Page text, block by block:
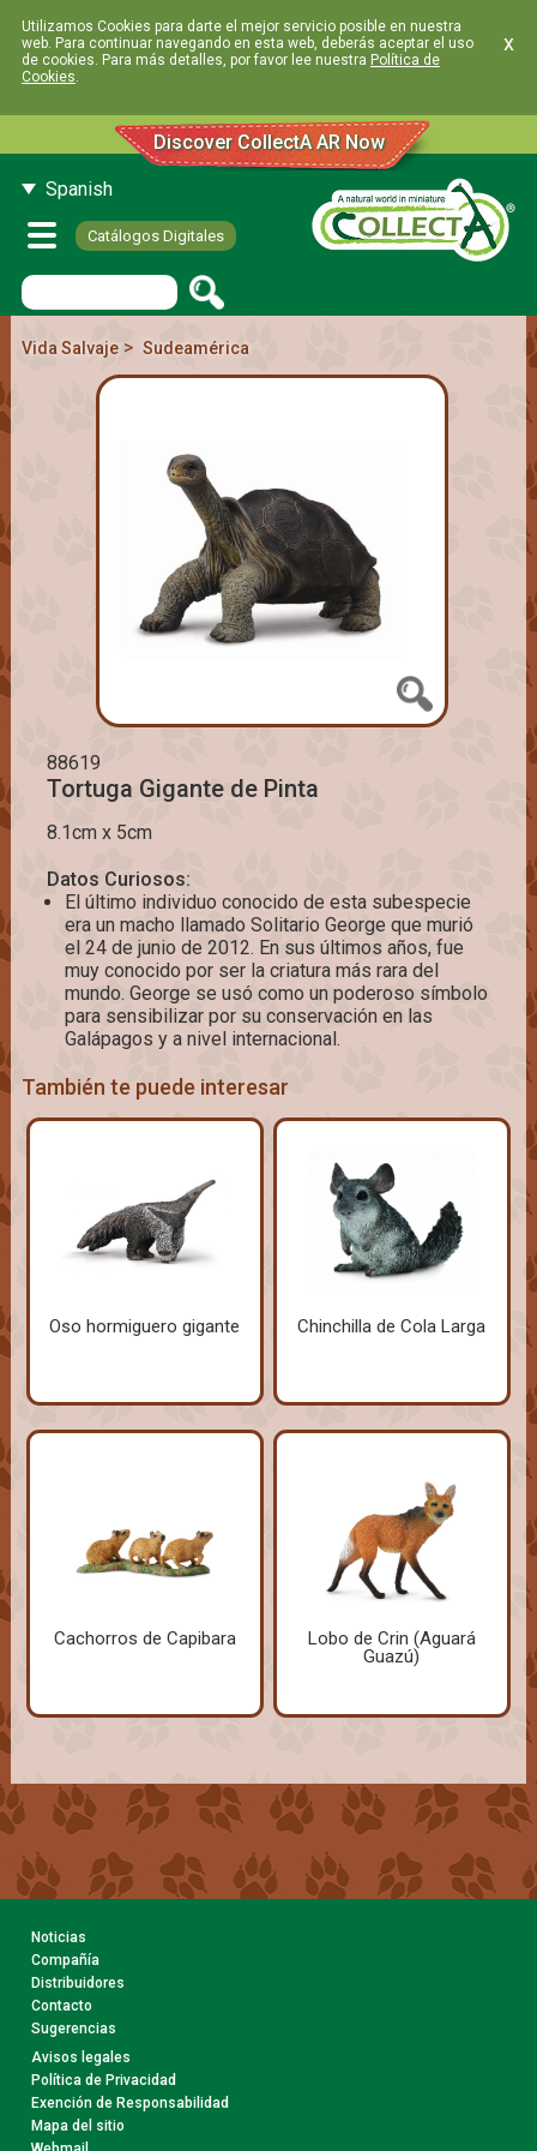
Utilizamos Cookies para darte el mejor servicio posible en nuestra
web. Para continuar navegando en esta web, deberás aceptar el uso
de cookies. Para más detalles, por favor lee nuestra Política de
Cookies.
x
Discover CollectA AR Now
Spanish
Catálogos Digitales
Vida Salvaje> Sudeamérica
88619
Tortuga Gigante de Pinta
8.1cm x 5cm
Datos Curiosos:
El último individuo conocido de esta subespecie
era un macho llamado Solitario George que murió
el 24 de junio de 2012. En sus últimos años, fue
muy conocido por ser la criatura más rara del
mundo. George se usó como un poderoso símbolo
para sensibilizar por su conservación en las
Galápagos y a nivel internacional.
También te puede interesar
Oso hormiguero gigante Chinchilla de Cola Larga
Cachorros de Capibara
Lobo de Crin (Aguará
Guazú)
Noticias
Compañía
Distribuidores
Contacto
Sugerencias
Avisos legales
Política de Privacidad
Exención de Responsabilidad
Mapa del sitio